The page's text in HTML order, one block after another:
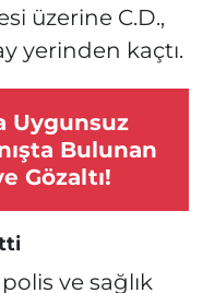
üzerine C.D.,
yerinden kaçtı.
Uygunsuz
Bulunan
Gözaltı!
ve sağlık